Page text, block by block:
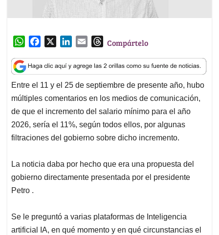
W
a
t
s
A
p
p
c
e
b
o
o
k
n
k
e
d
I
n
a
i
l
T
r
e
a
d
s
Compártelo
Entre el 11 y el 25 de septiembre de presente año, hubo
múltiples comentarios en los medios de comunicación,
de que el incremento del salario mínimo para el año
2026, sería el 11%, según todos ellos, por algunas
filtraciones del gobierno sobre dicho incremento.
La noticia daba por hecho que era una propuesta del
gobierno directamente presentada por el presidente
Petro .
Se le preguntó a varias plataformas de Inteligencia
artificial IA, en qué momento y en qué circunstancias el